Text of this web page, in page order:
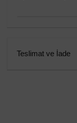
Teslimat ve İade